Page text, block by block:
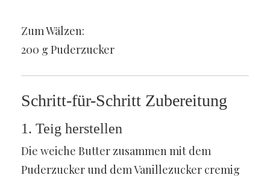
Zum Wälzen:
200 g Puderzucker
Schritt-für-Schritt Zubereitung
1. Teig herstellen
Die weiche Butter zusammen mit dem
Puderzucker und dem Vanillezucker cremig